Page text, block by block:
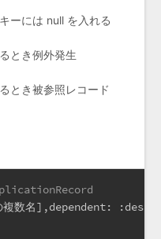
ーには null を入れる
とき例外発生
とき被参照レコード
複数名],dependent: